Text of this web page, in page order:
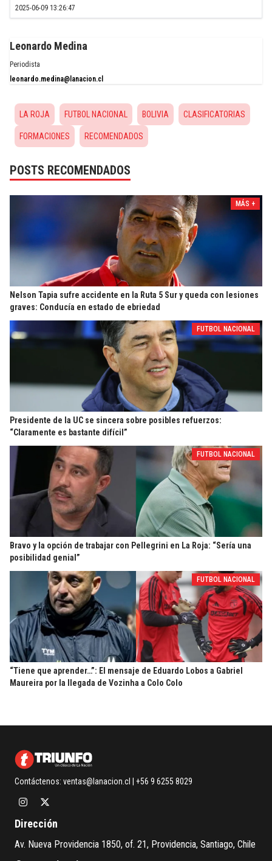
2025-06-09 13:26:47
Leonardo Medina
Periodista
leonardo.medina@lanacion.cl
LA ROJA FUTBOL NACIONAL BOLIVIA CLASIFICATORIAS
FORMACIONES RECOMENDADOS
POSTS RECOMENDADOS
MÁS +
Nelson Tapia sufre accidente en la Ruta 5 Sur y queda con lesiones
graves: Conducía en estado de ebriedad
FUTBOL NACIONAL
Presidente de la UC se sincera sobre posibles refuerzos:
“Claramente es bastante difícil”
FUTBOL NACIONAL
Bravo y la opción de trabajar con Pellegrini en La Roja: “Sería una
posibilidad genial”
FUTBOL NACIONAL
“Tiene que aprender…”: El mensaje de Eduardo Lobos a Gabriel
Maureira por la llegada de Vozinha a Colo Colo
Contáctenos: ventas@lanacion.cl | +56 9 6255 8029
Dirección
Av. Nueva Providencia 1850, of. 21, Providencia, Santiago, Chile